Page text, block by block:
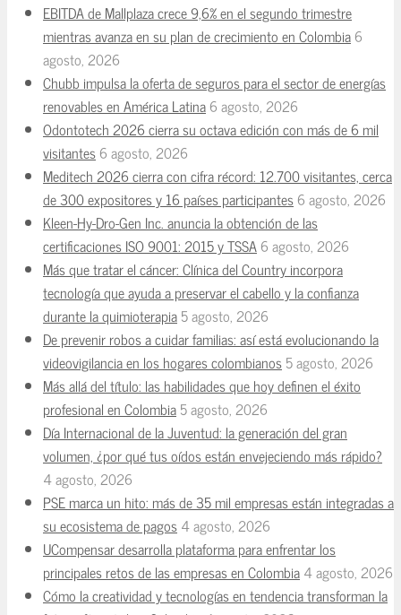
EBITDA de Mallplaza crece 9,6% en el segundo trimestre
mientras avanza en su plan de crecimiento en Colombia6
agosto, 2026
Chubb impulsa la oferta de seguros para el sector de energías
renovables en América Latina6 agosto, 2026
Odontotech 2026 cierra su octava edición con más de 6 mil
visitantes6 agosto, 2026
Meditech 2026 cierra con cifra récord: 12.700 visitantes, cerca
de 300 expositores y 16 países participantes6 agosto, 2026
Kleen-Hy-Dro-Gen Inc. anuncia la obtención de las
certificaciones ISO 9001: 2015 y TSSA6 agosto, 2026
Más que tratar el cáncer: Clínica del Country incorpora
tecnología que ayuda a preservar el cabello y la confianza
durante la quimioterapia5 agosto, 2026
De prevenir robos a cuidar familias: así está evolucionando la
videovigilancia en los hogares colombianos5 agosto, 2026
Más allá del título: las habilidades que hoy definen el éxito
profesional en Colombia5 agosto, 2026
Día Internacional de la Juventud: la generación del gran
volumen, ¿por qué tus oídos están envejeciendo más rápido?
4 agosto, 2026
PSE marca un hito: más de 35 mil empresas están integradas a
su ecosistema de pagos4 agosto, 2026
UCompensar desarrolla plataforma para enfrentar los
principales retos de las empresas en Colombia4 agosto, 2026
Cómo la creatividad y tecnologías en tendencia transforman la